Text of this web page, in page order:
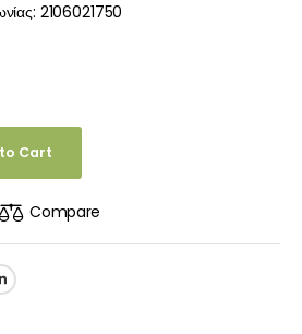
2106021750
Cart
Compare